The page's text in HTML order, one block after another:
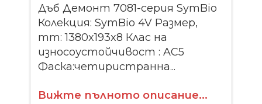
Дъб Демонт 7081-серия SymBio
Колекция: SymBio 4V Размер,
mm: 1380x193x8 Клас на
износоустойчивост : AC5
Фаска:четиристранна...
Вижте пълното описание...